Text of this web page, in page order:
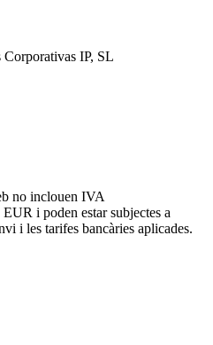
IP, SL
no inclouen IVA
i poden estar subjectes a
i les tarifes bancàries aplicades.